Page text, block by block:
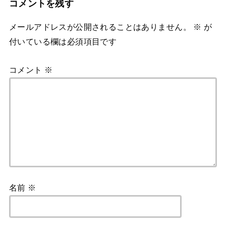
コメントを残す
メールアドレスが公開されることはありません。 ※ が
付いている欄は必須項目です
コメント ※
名前 ※